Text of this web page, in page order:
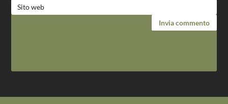
Invia commento